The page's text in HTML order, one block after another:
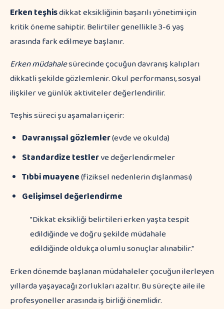
Erken teşhisdikkat eksikliğinin başarılı yönetimi için
kritik öneme sahiptir. Belirtiler genellikle 3-6 yaş
arasında fark edilmeye başlanır.
Erken müdahalesürecinde çocuğun davranış kalıpları
dikkatli şekilde gözlemlenir. Okul performansı, sosyal
ilişkiler ve günlük aktiviteler değerlendirilir.
Teşhis süreci şu aşamaları içerir:
Davranışsal gözlemler(evde ve okulda)
Standardize testlerve değerlendirmeler
Tıbbi muayene(fiziksel nedenlerin dışlanması)
Gelişimsel değerlendirme
"Dikkat eksikliği belirtileri erken yaşta tespit
edildiğinde ve doğru şekilde müdahale
edildiğinde oldukça olumlu sonuçlar alınabilir."
Erken dönemde başlanan müdahaleler çocuğun ilerleyen
yıllarda yaşayacağı zorlukları azaltır. Bu süreçte aile ile
profesyoneller arasında iş birliği önemlidir.